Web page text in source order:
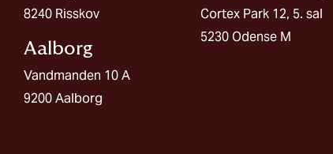
8240 Risskov
Aalborg​
Vandmanden 10 A
9200 Aalborg
Cortex Park 12, 5. sal
5230 Odense M